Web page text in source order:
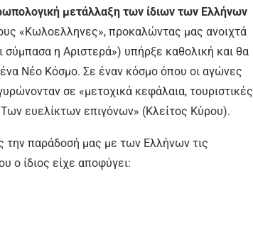
μετάλλαξη των ίδιων των Ελλήνων
«Κωλοελληνες», προκαλώντας μας ανοιχτά
η Αριστερά») υπήρξε καθολική και θα
Νέο Κόσμο. Σε έναν κόσμο όπου οι αγώνες
σε «μετοχικά κεφάλαια, τουριστικές
ευελίκτων επιγόνων» (Κλείτος Κύρου).
την παράδοσή μας με των Ελλήνων τις
ο ίδιος είχε αποφύγει: